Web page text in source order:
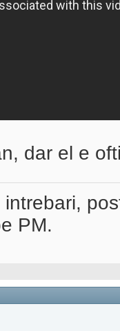
dar el e
intrebari,
PM.